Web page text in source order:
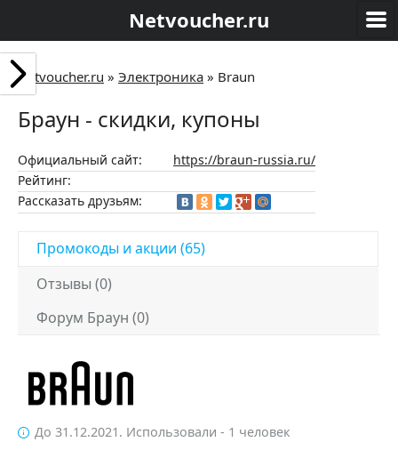
Netvoucher.ru
Netvoucher.ru » Электроника » Braun
Браун - скидки, купоны
Официальный сайт:
https://braun-russia.ru/
Рейтинг:
Рассказать друзьям:
Промокоды и акции (65)
Отзывы (0)
Форум Браун (0)
До 31.12.2021. Использовали - 1 человек